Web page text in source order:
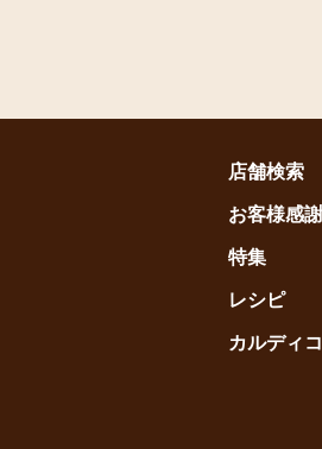
店舗検索
お客様感
特集
レシピ
カルディ